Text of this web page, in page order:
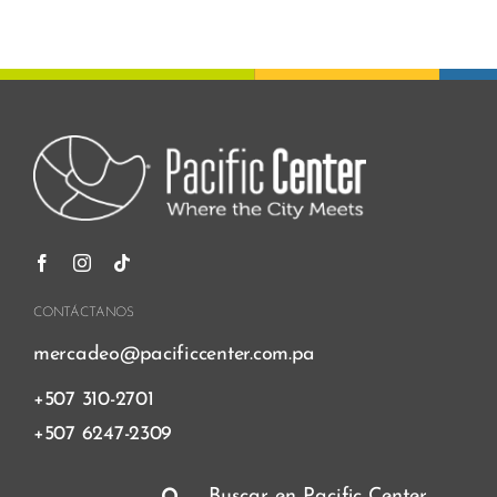
CONTÁCTANOS
mercadeo@pacificcenter.com.pa
+507 310-2701
+507 6247-2309